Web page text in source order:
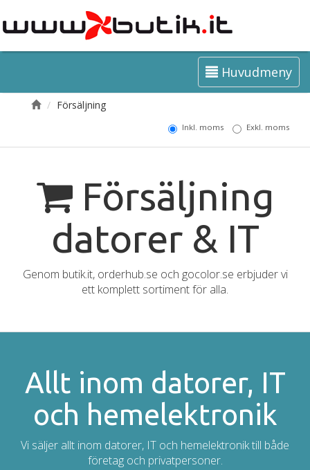
Huvudmeny
Försäljning
Inkl. moms Exkl. moms
Försäljning
datorer & IT
Genom butik.it, orderhub.se och gocolor.se erbjuder vi
ett komplett sortiment för alla.
Allt inom datorer, IT
och hemelektronik
Vi säljer allt inom datorer, IT och hemelektronik till både
företag och privatpersoner.